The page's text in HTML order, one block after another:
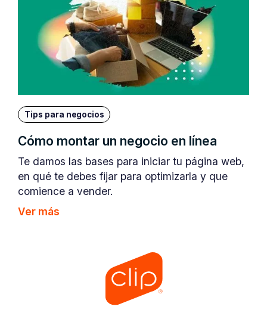
Tips para negocios
Cómo montar un negocio en línea
Te damos las bases para iniciar tu página web,
en qué te debes fijar para optimizarla y que
comience a vender.
Ver más